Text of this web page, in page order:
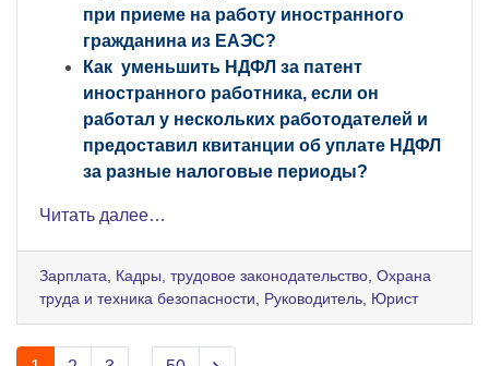
при приеме на работу иностранного
гражданина из ЕАЭС?
Как уменьшить НДФЛ за патент
иностранного работника, если он
работал у нескольких работодателей и
предоставил квитанции об уплате НДФЛ
за разные налоговые периоды?
Читать далее…
Зарплата Кадры, трудовое законодательство Охрана
труда и техника безопасности
Руководитель Юрист